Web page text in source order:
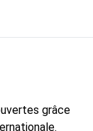
grâce